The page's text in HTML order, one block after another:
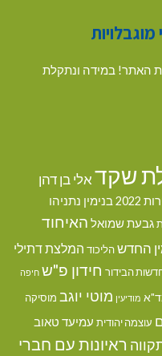
האתר! במידה ונתקלת
שקדאלי בן דהן
2022 בנימין נתניהו
גבעת שמואל האיחוד
החדשהליכוד המלצת דתילי
הבידור חידון פ"ש חיפה
מודיעין מוטי יוגב מוסיקה
עוצמה יהודית עמיעד טאוב
ראיונות עם חברי